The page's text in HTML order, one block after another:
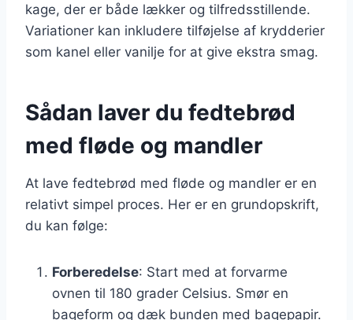
kage, der er både lækker og tilfredsstillende.
Variationer kan inkludere tilføjelse af krydderier
som kanel eller vanilje for at give ekstra smag.
Sådan laver du fedtebrød
med fløde og mandler
At lave fedtebrød med fløde og mandler er en
relativt simpel proces. Her er en grundopskrift,
du kan følge:
Forberedelse: Start med at forvarme
ovnen til 180 grader Celsius. Smør en
bageform og dæk bunden med bagepapir.